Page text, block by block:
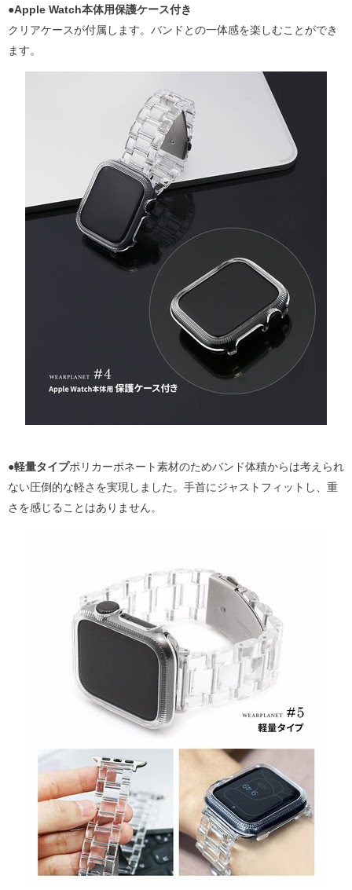
●Apple Watch本体用保護ケース付き
クリアケースが付属します。バンドとの一体感を楽しむことができ
ます。
●軽量タイプポリカーボネート素材のためバンド体積からは考えられ
ない圧倒的な軽さを実現しました。手首にジャストフィットし、重
さを感じることはありません。